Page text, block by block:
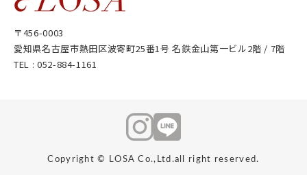
〒456-0003
愛知県名古屋市熱田区波寄町25番1号 名鉄金山第一ビル2階 / 7階
TEL : 052-884-1161
Copyright © LOSA Co.,Ltd.all right reserved.